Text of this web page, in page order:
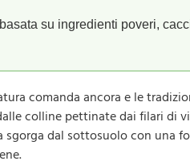
su ingredienti poveri,
comanda ancora e le
colline pettinate dai filari di
sgorga dal sottosuolo con una